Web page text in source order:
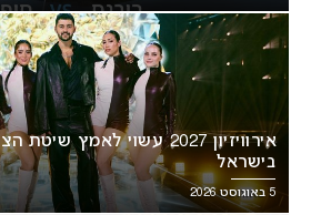
אירוויזיון 2027 עשוי
בישראל
5 באוגוסט 2026